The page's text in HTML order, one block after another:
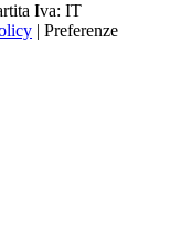
Iva: IT
| Preferenze